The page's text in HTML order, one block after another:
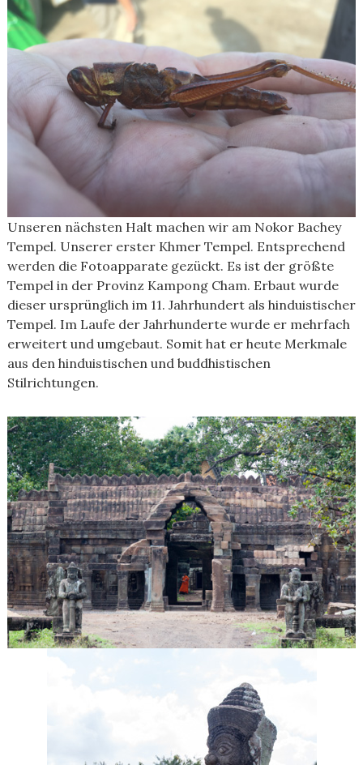
Unseren nächsten Halt machen wir am Nokor Bachey
Tempel. Unserer erster Khmer Tempel. Entsprechend
werden die Fotoapparate gezückt. Es ist der größte
Tempel in der Provinz Kampong Cham. Erbaut wurde
dieser ursprünglich im 11. Jahrhundert als hinduistischer
Tempel. Im Laufe der Jahrhunderte wurde er mehrfach
erweitert und umgebaut. Somit hat er heute Merkmale
aus den hinduistischen und buddhistischen
Stilrichtungen.